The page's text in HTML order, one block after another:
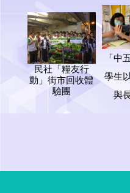
民社「糧友行
動」街市回收體
驗團
「中
學生
與